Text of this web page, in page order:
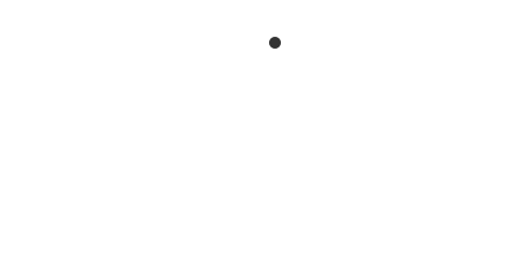
: Analyse In-Situ en